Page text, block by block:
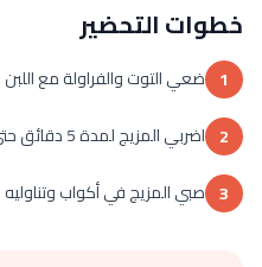
خطوات التحضير
1 ضعي التوت والفراولة مع
2 اضربي المزيج لمدة 5 دقائق حتى تتجانس المكونات.
3 صبي المزيج في أكواب وتناوليه